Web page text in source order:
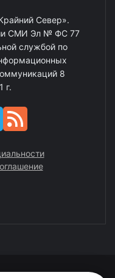
Север».
СМИ Эл № ФС 77
службой по
8
г.